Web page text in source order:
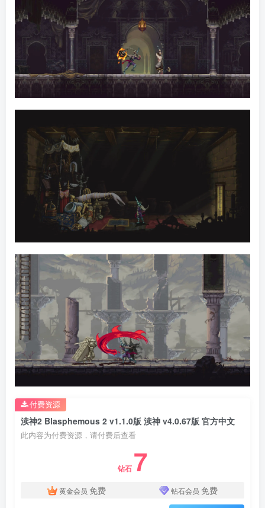
渎神2 Blasphemous 2 v1.1.0版 渎神 v4.0.67版 官方中文
此内容为付费资源，请付费后查看
钻石 7
黄金会员 免费 钻石会员 免费
付费资源